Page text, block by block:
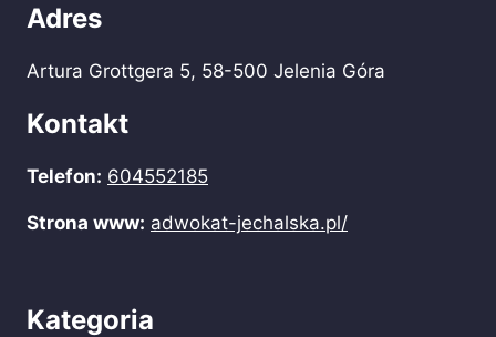
Adres
Artura Grottgera 5, 58-500 Jelenia Góra
Kontakt
Telefon: 604552185
Strona www: adwokat-jechalska.pl/
Kategoria